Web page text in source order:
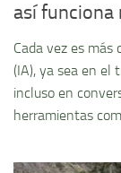
así funciona
Cada vez es más
(IA), ya sea en el
incluso en
herramientas